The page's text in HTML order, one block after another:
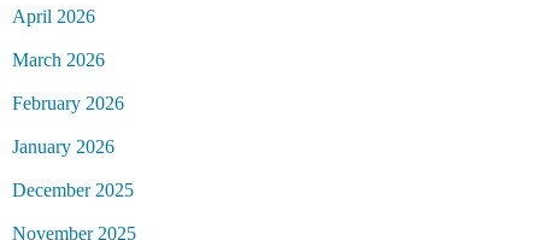
April 2026
March 2026
February 2026
January 2026
December 2025
November 2025